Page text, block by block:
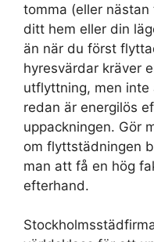
tomma (eller
ditt hem eller din
än när du först
hyresvärdar kräver
utflyttning, men inte
redan är energilös
uppackningen. Gör
om flyttstädningen
man att få en hög
efterhand.